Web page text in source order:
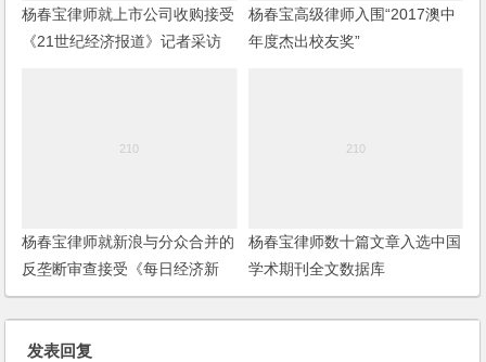
杨春宝律师就上市公司收购接受
《21世纪经济报道》记者采访
杨春宝高级律师入围“2017澳中
年度杰出校友奖”
杨春宝律师就新浪与分众合并的
反垄断审查接受《每日经济新
闻》记者采访
杨春宝律师数十篇文章入选中国
学术期刊全文数据库
发表回复